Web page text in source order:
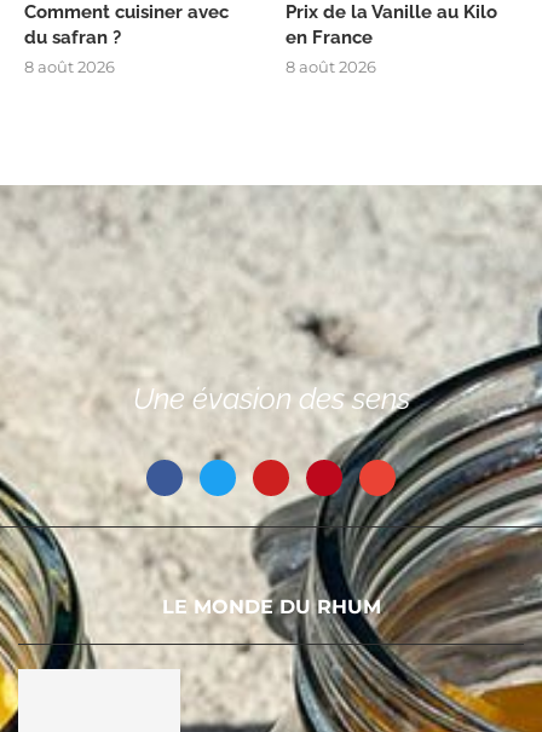
Comment cuisiner avec
du safran ?
8 août 2026
Prix de la Vanille au Kilo
en France
8 août 2026
Une évasion des sens
LE MONDE DU RHUM